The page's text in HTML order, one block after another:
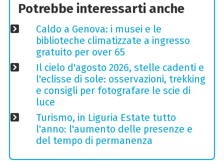
Potrebbe interessarti anche
Caldo a Genova: i musei e le
biblioteche climatizzate a ingresso
gratuito per over 65
Il cielo d'agosto 2026, stelle cadenti e
l'eclisse di sole: osservazioni, trekking
e consigli per fotografare le scie di
luce
Turismo, in Liguria Estate tutto
l'anno: l'aumento delle presenze e
del tempo di permanenza